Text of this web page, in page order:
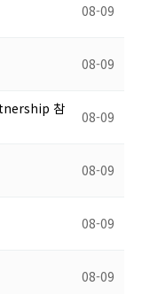
08-09
08-09
참
08-09
08-09
08-09
08-09